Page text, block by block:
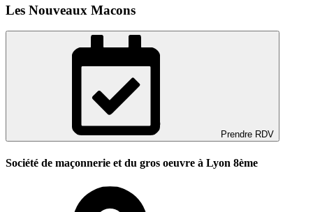
Les Nouveaux Macons
Prendre RDV
Société de maçonnerie et du gros oeuvre à Lyon 8ème